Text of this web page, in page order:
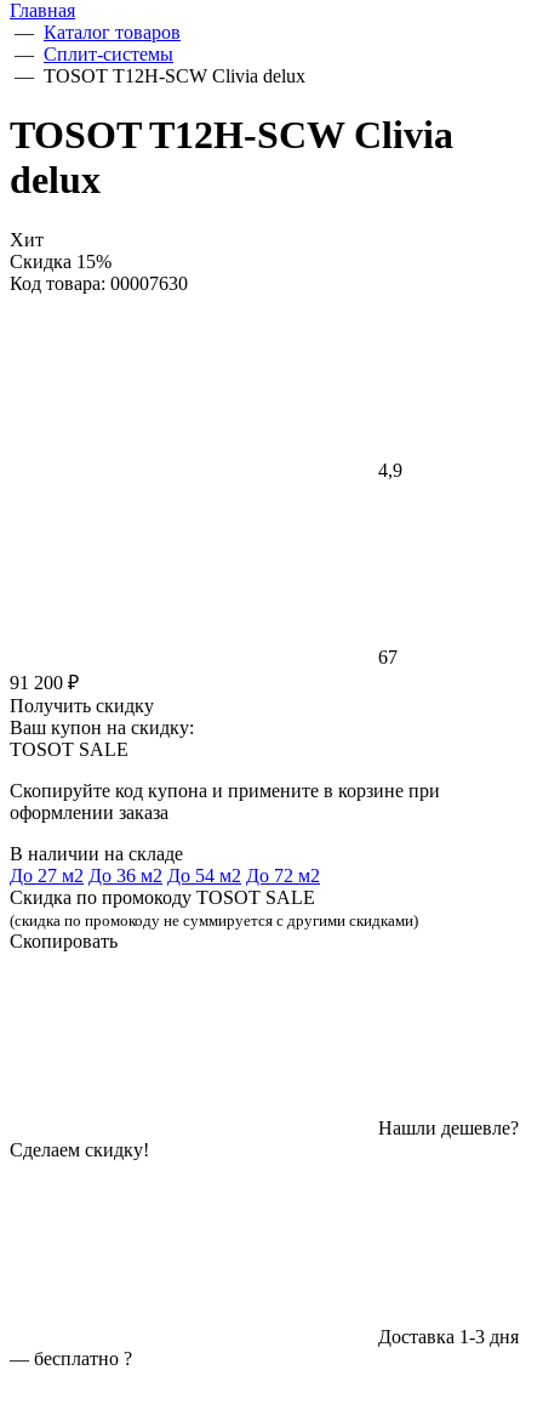
Главная
— Каталог товаров
— Сплит-системы
— TOSOT T12H-SCW Clivia delux
TOSOT T12H-SCW Clivia
delux
Хит
Скидка 15%
Код товара: 00007630
4,9
67
91 200 ₽
Получить скидку
Ваш купон на скидку:
TOSOT SALE
Скопируйте код купона и примените в корзине при
оформлении заказа
В наличии на складе
До 27 м2 До 36 м2 До 54 м2 До 72 м2
Скидка по промокоду TOSOT SALE
(скидка по промокоду не суммируется с другими скидками)
Скопировать
Нашли дешевле?
Сделаем скидку!
Доставка 1-3 дня
— бесплатно ?